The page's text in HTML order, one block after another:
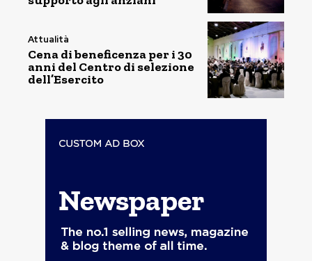
Attualità
Cena di beneficenza per i 30
anni del Centro di selezione
dell’Esercito